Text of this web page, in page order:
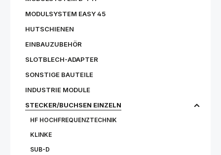
MODULSYSTEM EASY 45
HUTSCHIENEN
EINBAUZUBEHÖR
SLOTBLECH-ADAPTER
SONSTIGE BAUTEILE
INDUSTRIE MODULE
STECKER/BUCHSEN EINZELN
HF HOCHFREQUENZTECHNIK
KLINKE
SUB-D